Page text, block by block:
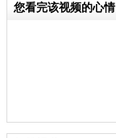
您看完该视频的心情